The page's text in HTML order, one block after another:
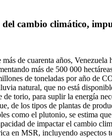
cambio climático,
de cuarenta años,
más de 500 000
de toneladas por año de
natural, que no está
torio, para suplir la energía
de los tipos de plantas de
como el plutonio, se estima
de impactar el cambio
en MSR, incluyendo